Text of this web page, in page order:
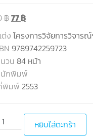
฿77฿
ง โครงการวิจัยการวิจาร
9789742259723
วน 84 หน้า
นักพิมพ์
พิมพ์ 2553
หยิบใส่ตะกร้า